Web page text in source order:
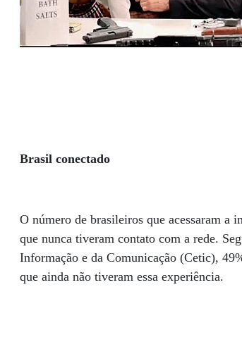
Brasil conectado
O número de brasileiros que acessaram a
que nunca tiveram contato com a rede.
Informação e da Comunicação (Cetic),
que ainda não tiveram essa experiência.